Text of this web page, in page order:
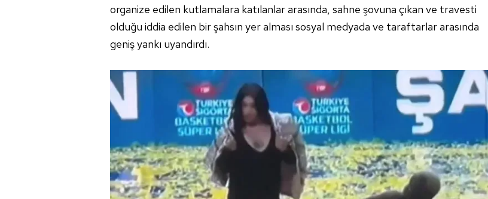
organize edilen kutlamalara katılanlar arasında, sahne şovuna çıkan ve travesti
olduğu iddia edilen bir şahsın yer alması sosyal medyada ve taraftarlar arasında
geniş yankı uyandırdı.